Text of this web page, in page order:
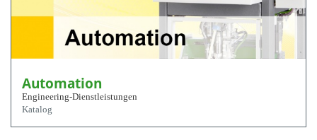
Automation
Engineering-Dienstleistungen
Katalog